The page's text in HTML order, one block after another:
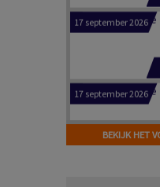
17 september 2026
BEKIJK HET